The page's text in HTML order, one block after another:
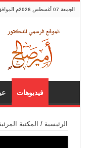
الجمعة 07 أغسطس 2026م الموافق 23 صفر 1448 هـ
فيديوهات
الرئيسية / المكتبة